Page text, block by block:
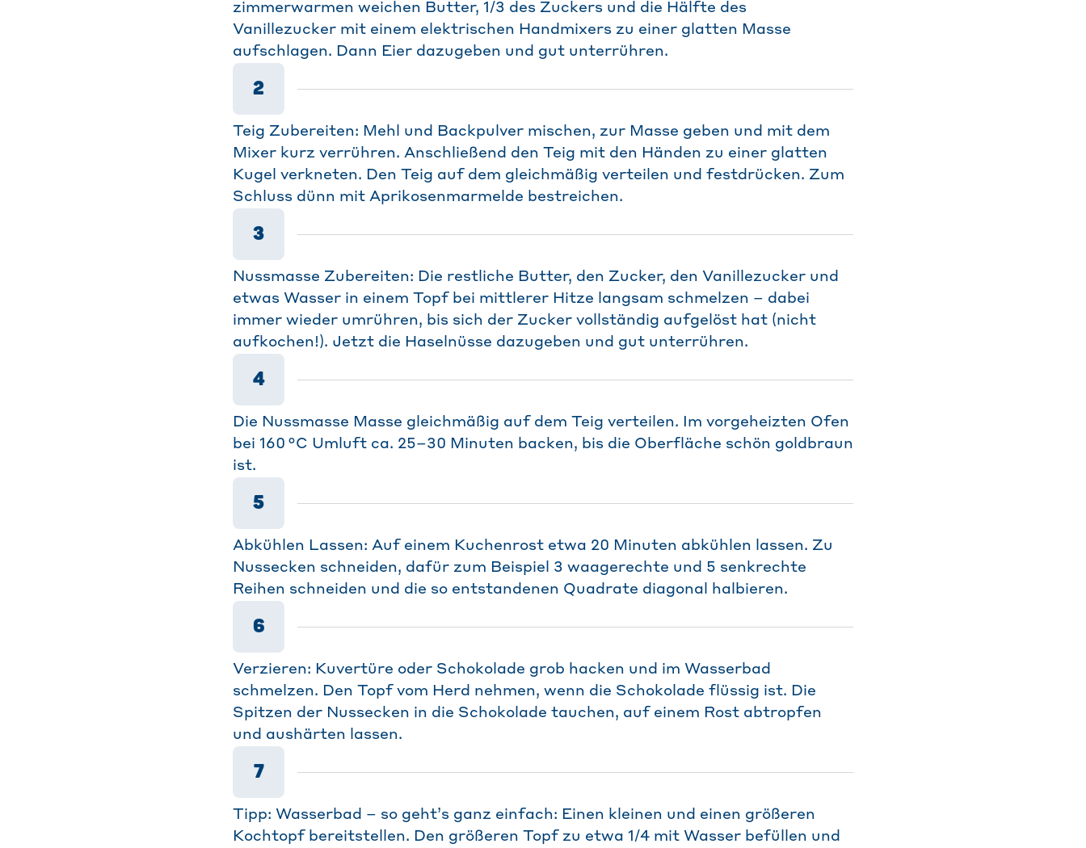
zimmerwarmen weichen Butter, 1/3 des Zuckers und die Hälfte des
Vanillezucker mit einem elektrischen Handmixers zu einer glatten Masse
aufschlagen. Dann Eier dazugeben und gut unterrühren.
2
Teig Zubereiten: Mehl und Backpulver mischen, zur Masse geben und mit dem
Mixer kurz verrühren. Anschließend den Teig mit den Händen zu einer glatten
Kugel verkneten. Den Teig auf dem gleichmäßig verteilen und festdrücken. Zum
Schluss dünn mit Aprikosenmarmelde bestreichen.
3
Nussmasse Zubereiten: Die restliche Butter, den Zucker, den Vanillezucker und
etwas Wasser in einem Topf bei mittlerer Hitze langsam schmelzen – dabei
immer wieder umrühren, bis sich der Zucker vollständig aufgelöst hat (nicht
aufkochen!). Jetzt die Haselnüsse dazugeben und gut unterrühren.
4
Die Nussmasse Masse gleichmäßig auf dem Teig verteilen. Im vorgeheizten Ofen
bei 160 °C Umluft ca. 25–30 Minuten backen, bis die Oberfläche schön goldbraun
ist.
5
Abkühlen Lassen: Auf einem Kuchenrost etwa 20 Minuten abkühlen lassen. Zu
Nussecken schneiden, dafür zum Beispiel 3 waagerechte und 5 senkrechte
Reihen schneiden und die so entstandenen Quadrate diagonal halbieren.
6
Verzieren: Kuvertüre oder Schokolade grob hacken und im Wasserbad
schmelzen. Den Topf vom Herd nehmen, wenn die Schokolade flüssig ist. Die
Spitzen der Nussecken in die Schokolade tauchen, auf einem Rost abtropfen
und aushärten lassen.
7
Tipp: Wasserbad – so geht’s ganz einfach: Einen kleinen und einen größeren
Kochtopf bereitstellen. Den größeren Topf zu etwa 1/4 mit Wasser befüllen und